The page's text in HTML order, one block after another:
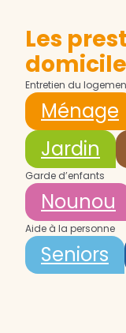
Les
Entretien du
Ménage
Jardin
Garde d’enfants
Nounou
Aide à la personne
Seniors